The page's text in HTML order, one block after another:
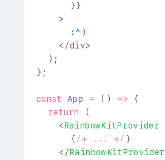
}}
>
      :^)
</div>
) ;
} ;
const App = ( ) =>
{
return
(
<RainbowKitProvider
{ /* ... */ }
</RainbowKitProvider